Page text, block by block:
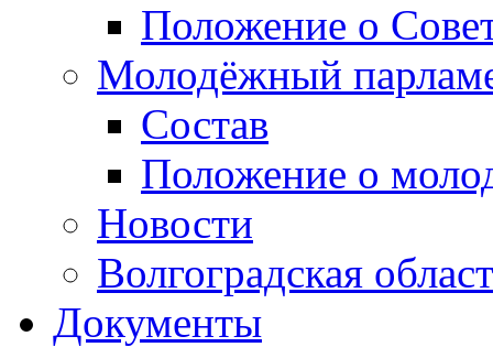
Положение о
Молодёжный
Состав
Положение о
Новости
Волгоградская
Документы